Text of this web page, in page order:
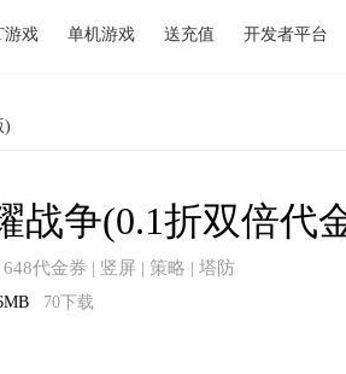
游戏 单机游戏 送充值 开发者平台
)
战争(0.1折双倍代
648代金券 | 竖屏 | 策略 | 塔防
70下载